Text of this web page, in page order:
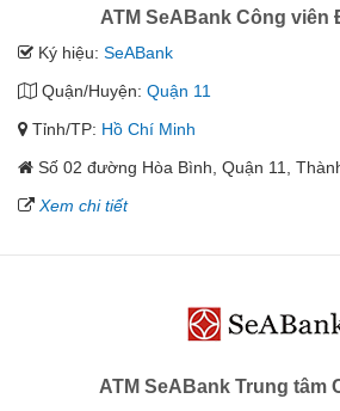
ATM SeABank Công viên
Ký hiệu: SeABank
Quận/Huyện: Quận 11
Tỉnh/TP: Hồ Chí Minh
Số 02 đường Hòa Bình, Quận 11,
Xem chi tiết
ATM SeABank Trung tâm